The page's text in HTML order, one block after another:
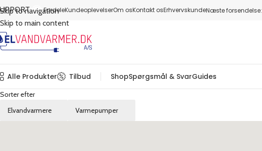
Skip to navigation
Skip to main content
FordeleKundeoplevelserOm osKontakt osErhvervskundeNæste forsendelse:
Alle Produkter Tilbud ShopSpørgsmål & SvarGuides
Sorter efter
Elvandvarmere
Varmepumper